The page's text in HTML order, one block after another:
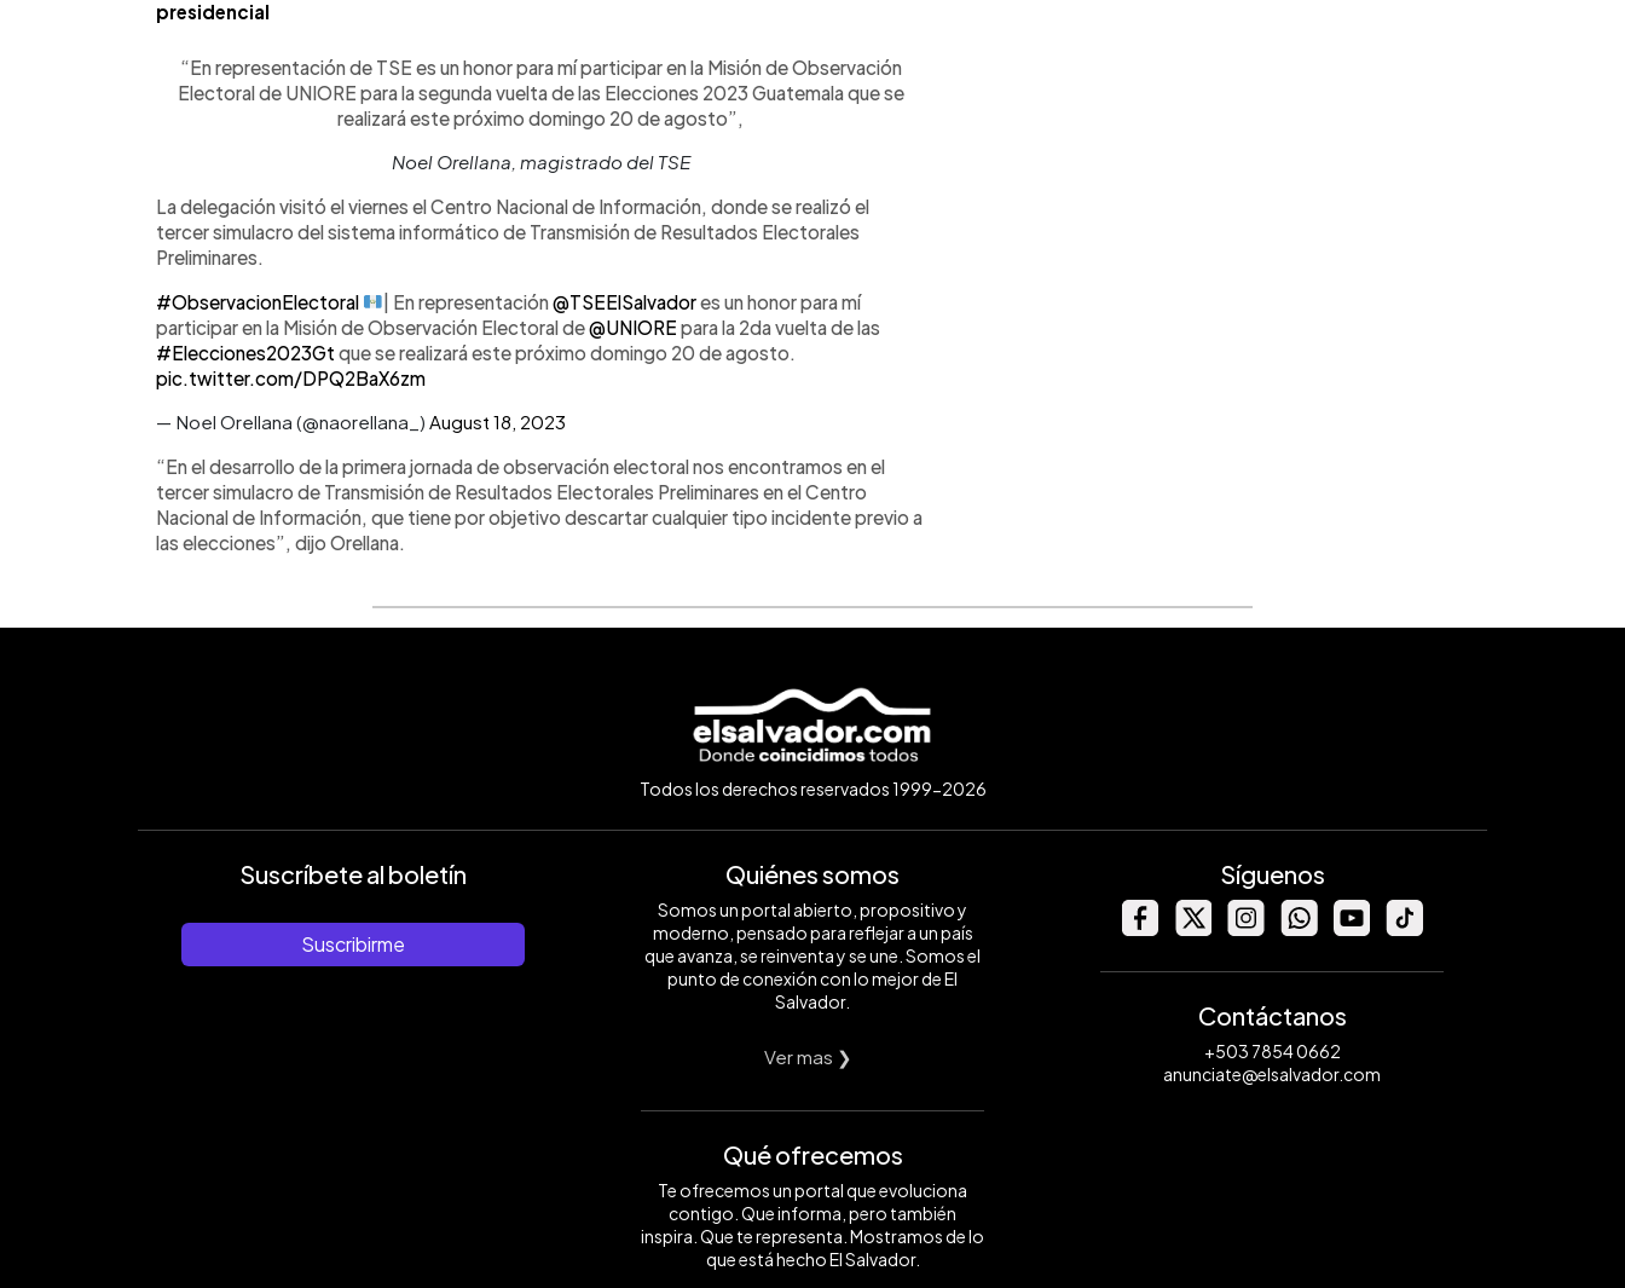
presidencial
“En representación de TSE es un honor para mí participar en la Misión de Observación
Electoral de UNIORE para la segunda vuelta de las Elecciones 2023 Guatemala que se
realizará este próximo domingo 20 de agosto”,
Noel Orellana, magistrado del TSE
La delegación visitó el viernes el Centro Nacional de Información, donde se realizó el
tercer simulacro del sistema informático de Transmisión de Resultados Electorales
Preliminares.
#ObservacionElectoral
| En representación@TSEElSalvadores un honor para mí
participar en la Misión de Observación Electoral de@UNIORE para la 2da vuelta de las
#Elecciones2023Gt que se realizará este próximo domingo 20 de agosto.
pic.twitter.com/DPQ2BaX6zm
— Noel Orellana (@naorellana_) August 18, 2023
“En el desarrollo de la primera jornada de observación electoral nos encontramos en el
tercer simulacro de Transmisión de Resultados Electorales Preliminares en el Centro
Nacional de Información, que tiene por objetivo descartar cualquier tipo incidente previo a
las elecciones”, dijo Orellana.
Todos los derechos reservados 1999-2026
Suscríbete al boletín
Suscribirme
Quiénes somos
Somos un portal abierto, propositivo y
moderno, pensado para reflejar a un país
que avanza, se reinventa y se une. Somos el
punto de conexión con lo mejor de El
Salvador.
Ver mas ❯
Qué ofrecemos
Te ofrecemos un portal que evoluciona
contigo. Que informa, pero también
inspira. Que te representa. Mostramos de lo
que está hecho El Salvador.
Síguenos
Contáctanos
+503 7854 0662
anunciate@elsalvador.com